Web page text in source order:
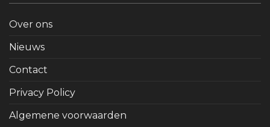
Over ons
Nieuws
Contact
Privacy Policy
Algemene voorwaarden